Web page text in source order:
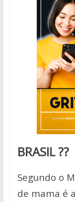
BRASIL ??
Segundo o
de mama é